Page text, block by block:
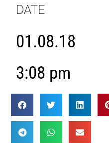
DATE
01.08.18
3:08 pm